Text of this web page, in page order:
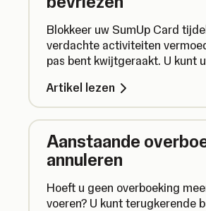
Blokkeer uw SumUp Card
verdachte activiteiten
pas bent kwijtgeraakt. U kunt
deblokkeren.
Artikel lezen
Aanstaande
annuleren
Hoeft u geen overboeking
voeren? U kunt terugkerende